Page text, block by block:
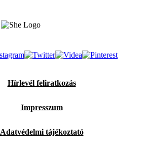
Hírlevél feliratkozás
Impresszum
Adatvédelmi tájékoztató